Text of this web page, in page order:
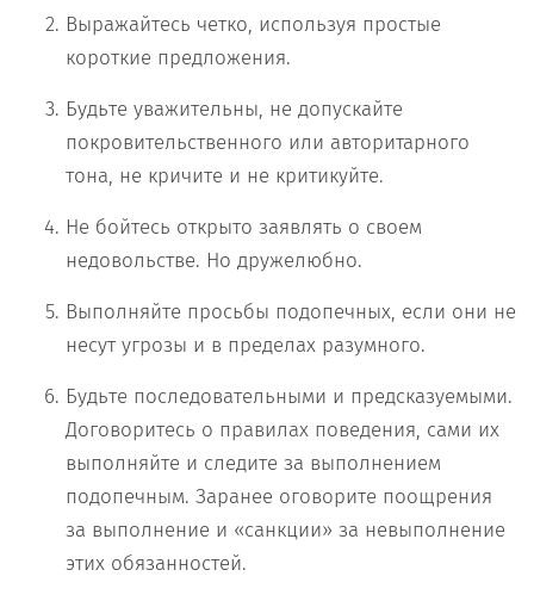
Выражайтесь четко, используя простые
короткие предложения.
Будьте уважительны, не допускайте
покровительственного или авторитарного
тона, не кричите и не критикуйте.
Не бойтесь открыто заявлять о своем
недовольстве. Но дружелюбно.
Выполняйте просьбы подопечных, если они не
несут угрозы и в пределах разумного.
Будьте последовательными и предсказуемыми.
Договоритесь о правилах поведения, сами их
выполняйте и следите за выполнением
подопечным. Заранее оговорите поощрения
за выполнение и «санкции» за невыполнение
этих обязанностей.